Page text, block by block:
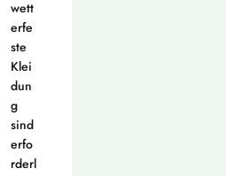
wett
erfe
ste
Klei
dun
g
sind
erfo
rderl